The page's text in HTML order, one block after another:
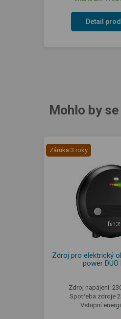
Detail
Mohlo by
Záruka 3 roky
Zdroj pro elektrický
power DUO
Zdroj napájení:
Spotřeba zdroje
Vstupní